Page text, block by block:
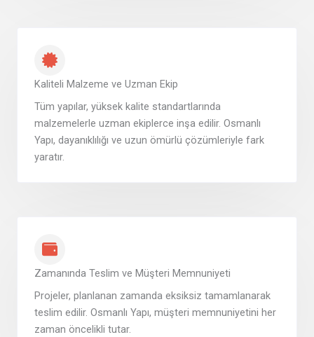
Kaliteli Malzeme ve Uzman Ekip
Tüm yapılar, yüksek kalite standartlarında
malzemelerle uzman ekiplerce inşa edilir. Osmanlı
Yapı, dayanıklılığı ve uzun ömürlü çözümleriyle fark
yaratır.
Zamanında Teslim ve Müşteri Memnuniyeti
Projeler, planlanan zamanda eksiksiz tamamlanarak
teslim edilir. Osmanlı Yapı, müşteri memnuniyetini her
zaman öncelikli tutar.